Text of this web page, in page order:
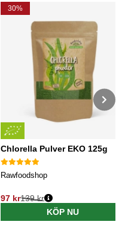
30%
Chlorella Pulver EKO 125g
Rawfoodshop
97 kr
Ordinarie pris:
139 kr
KÖP NU